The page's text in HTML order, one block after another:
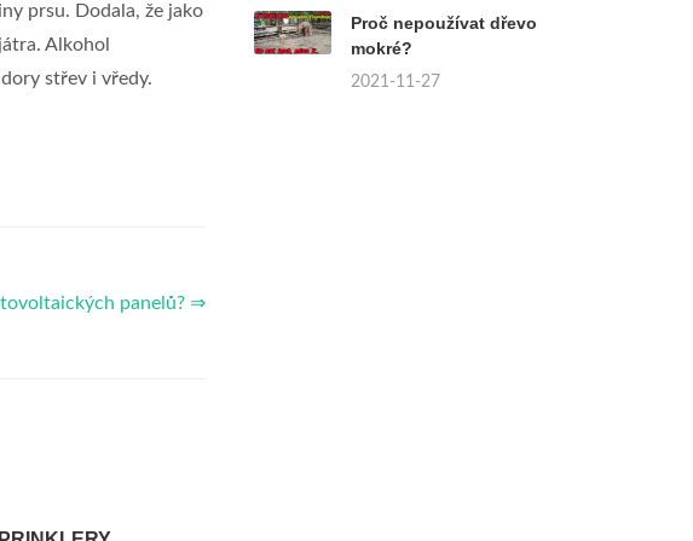
prsu. Dodala, že jako
Alkohol
střev i vředy.
panelů? ⇒
Proč nepoužívat dřevo
mokré?
2021-11-27